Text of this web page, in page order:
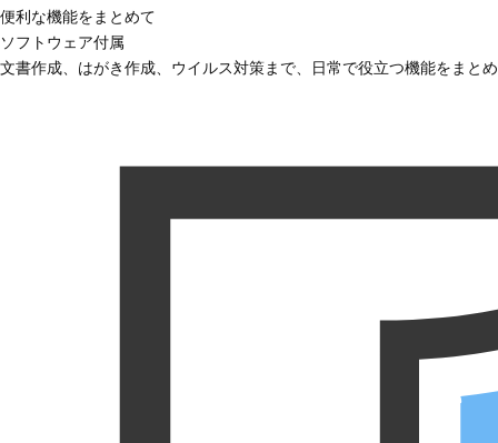
便利な機能をまとめて
ソフトウェア付属
文書作成、はがき作成、ウイルス対策まで、日常で役立つ機能をまと